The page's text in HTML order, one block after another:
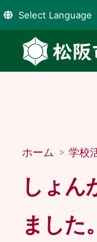
テ
ホーム > 学校
しょん
ました